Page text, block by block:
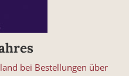
bei Bestellungen über